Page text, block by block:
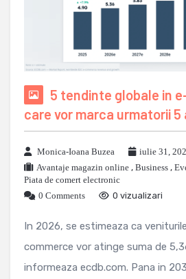
5 tendinte globale in
care vor marca urmatorii 5
Monica-Ioana Buzea
iulie 31,
Avantaje magazin online , Business ,
Piata de comert electronic
0 Comments
0 vizualizari
In 2026, se estimeaza ca
commerce vor atinge suma de
informeaza ecdb.com. Pana in